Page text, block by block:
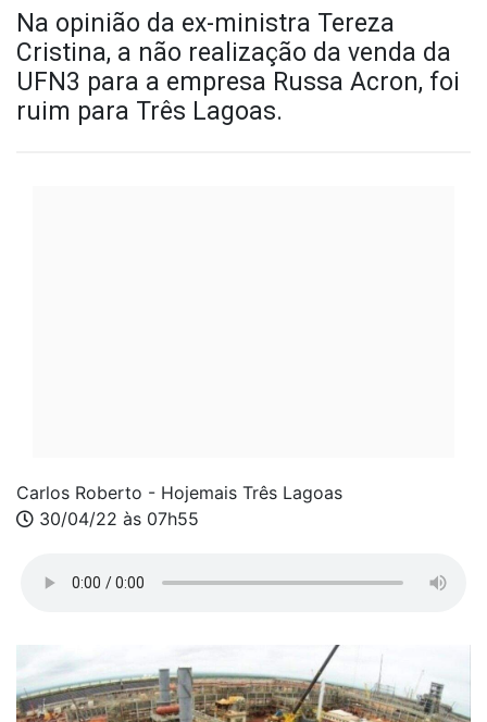
Na opinião da ex-ministra Tereza
Cristina, a não realização da venda da
UFN3 para a empresa Russa Acron, foi
ruim para Três Lagoas.
Carlos Roberto - Hojemais Três Lagoas
30/04/22 às 07h55